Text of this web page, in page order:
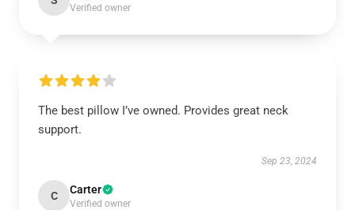
Verified owner
The best pillow I’ve owned. Provides great neck
support.
Sep 23, 2024
C Carter
Verified owner